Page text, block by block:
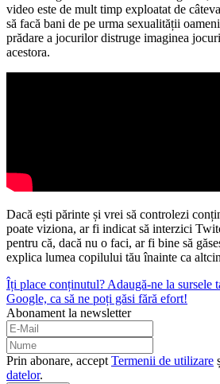
video este de mult timp exploatat de
să facă bani de pe urma sexualității
prădare a jocurilor distruge imaginea
acestora.
Dacă ești părinte și vrei să controlezi
poate viziona, ar fi indicat să interzici
pentru că, dacă nu o faci, ar fi bine să
explica lumea copilului tău înainte ca
Îți place conținutul? Adaugă-ne la sursele
Google, ca să ne poți găsi fără efort!
Abonament la newsletter
Prin abonare, accept Termenii de utilizare
datelor.